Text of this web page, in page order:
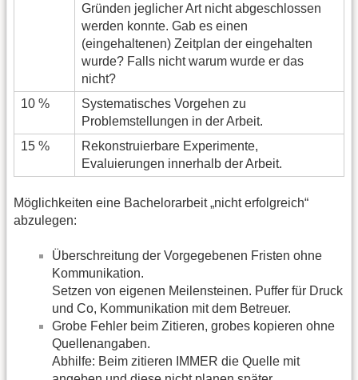
Gründen jeglicher Art nicht abgeschlossen
werden konnte. Gab es einen
(eingehaltenen) Zeitplan der eingehalten
wurde? Falls nicht warum wurde er das
nicht?
10 %
Systematisches Vorgehen zu
Problemstellungen in der Arbeit.
15 %
Rekonstruierbare Experimente,
Evaluierungen innerhalb der Arbeit.
Möglichkeiten eine Bachelorarbeit „nicht erfolgreich“
abzulegen:
Überschreitung der Vorgegebenen Fristen ohne
Kommunikation.
Setzen von eigenen Meilensteinen. Puffer für Druck
und Co, Kommunikation mit dem Betreuer.
Grobe Fehler beim Zitieren, grobes kopieren ohne
Quellenangaben.
Abhilfe: Beim zitieren IMMER die Quelle mit